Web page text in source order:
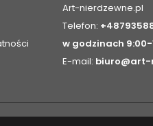
Art-nierdzewne.pl
Telefon:
w godzinach 9:00-
E-mail: biuro@art-